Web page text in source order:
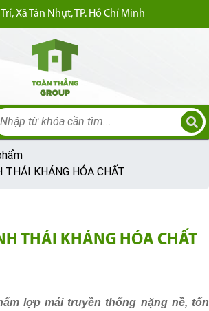
Xã Tân Nhựt, TP. Hồ Chí Minh
THÁI KHÁNG HÓA CHẤT
THÁI KHÁNG HÓA CHẤT
lợp mái truyền thống nặng nề, tốn